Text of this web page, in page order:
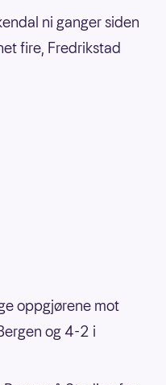
ni ganger siden
fire, Fredrikstad
oppgjørene mot
og 4-2 i